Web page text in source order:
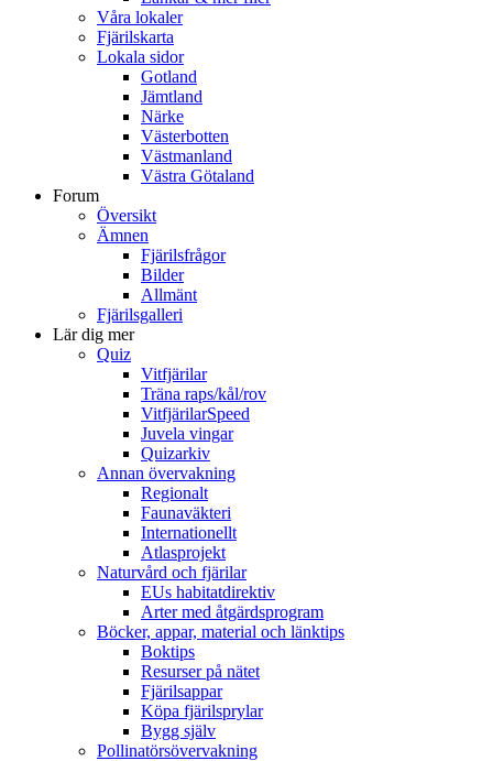
Våra lokaler
Fjärilskarta
Lokala sidor
Gotland
Jämtland
Närke
Västerbotten
Västmanland
Västra Götaland
Forum
Översikt
Ämnen
Fjärilsfrågor
Bilder
Allmänt
Fjärilsgalleri
Lär dig mer
Quiz
Vitfjärilar
Träna raps/kål/rov
VitfjärilarSpeed
Juvela vingar
Quizarkiv
Annan övervakning
Regionalt
Faunaväkteri
Internationellt
Atlasprojekt
Naturvård och fjärilar
EUs habitatdirektiv
Arter med åtgärdsprogram
Böcker, appar, material och länktips
Boktips
Resurser på nätet
Fjärilsappar
Köpa fjärilsprylar
Bygg själv
Pollinatörsövervakning